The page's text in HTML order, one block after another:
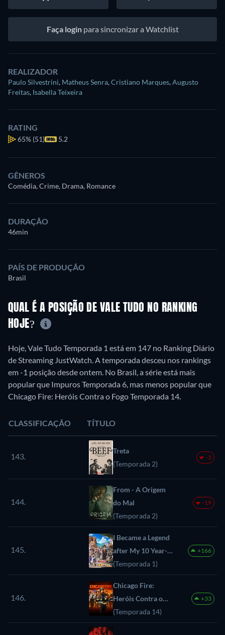
Faça loginpara sincronizar a Watchlist
REALIZADOR
Paulo Silvestrini, Matheus Senra,Cristiano Marques,Augusto
Freitas, Isabella Teixeira
RATING
65% (51) 5.2
GÊNEROS
Comédia, Crime, Drama, Romance
DURAÇÃO
46min
PAÍS DE PRODUÇÃO
Brasil
QUAL É A POSIÇÃO DE VALE TUDO NO RANKING
HOJE?
Hoje, Vale Tudo Temporada 1 está em 147 no Ranking Diário
de Streaming JustWatch. A temporada desceu nos rankings
em -1 posição desde ontem. No Brasil, a série está mais
popular que Impuros Temporada 6, mas menos popular que
Chicago Fire: Heróis Contra o Fogo Temporada 14.
CLASSIFICAÇÃO TÍTULO
143.
Treta
(Temporada 2)
-3
144.
From - A Origem
do Mal
(Temporada 2)
-19
145.
I Became a Legend
after My 10 Year-
Long Last Stand
(Temporada 1)
+166
146.
Chicago Fire:
Heróis Contra o
Fogo
(Temporada 14)
+33